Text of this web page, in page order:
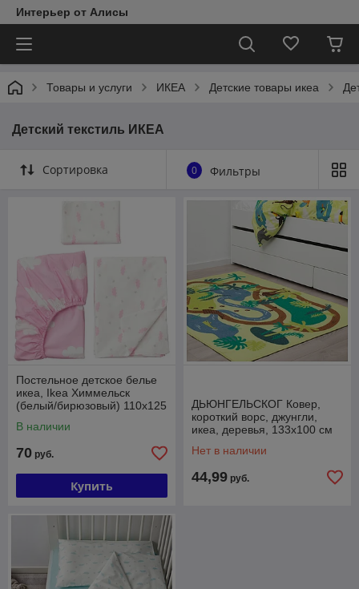
Интерьер от Алисы
Товары и услуги ИКЕА Детские товары икеа
Детский текстиль ИКЕА
Сортировка 0 Фильтры
Постельное детское белье
икеа, Ikea Химмельск
(белый/бирюзовый) 110x125
В наличии
70 руб.
Купить
ДЬЮНГЕЛЬСКОГ Ковер,
короткий ворс, джунгли,
икеа, деревья, 133x100 см
Нет в наличии
44,99 руб.